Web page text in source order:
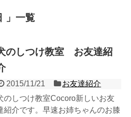
一覧
のしつけ教室 お友達紹
2015/11/21
お友達紹介
のしつけ教室Cocoro新しいお友
紹介です。早速お姉ちゃんのお膝